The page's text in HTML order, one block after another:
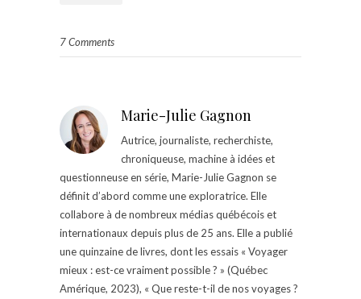
7 Comments
Marie-Julie Gagnon
Autrice, journaliste, recherchiste,
chroniqueuse, machine à idées et
questionneuse en série, Marie-Julie Gagnon se
définit d’abord comme une exploratrice. Elle
collabore à de nombreux médias québécois et
internationaux depuis plus de 25 ans. Elle a publié
une quinzaine de livres, dont les essais « Voyager
mieux : est-ce vraiment possible ? » (Québec
Amérique, 2023), « Que reste-t-il de nos voyages ?